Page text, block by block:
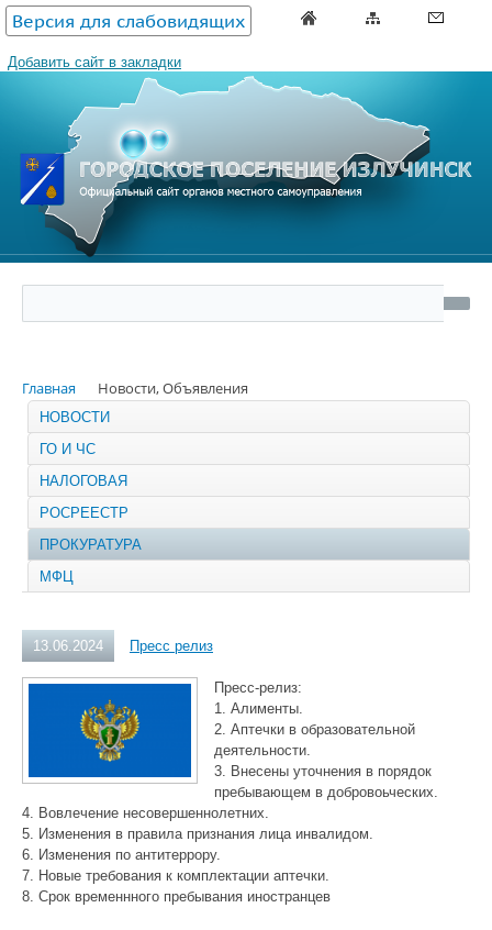
Версия для слабовидящих
Добавить сайт в закладки
Главная Новости, Объявления
НОВОСТИ
ГО И ЧС
НАЛОГОВАЯ
РОСРЕЕСТР
ПРОКУРАТУРА
МФЦ
13.06.2024 Пресс релиз
Пресс-релиз:
1. Алименты.
2. Аптечки в образовательной
деятельности.
3. Внесены уточнения в порядок
пребывающем в добровоьческих.
4. Вовлечение несовершеннолетних.
5. Изменения в правила признания лица инвалидом.
6. Изменения по антитеррору.
7. Новые требования к комплектации аптечки.
8. Срок временнного пребывания иностранцев